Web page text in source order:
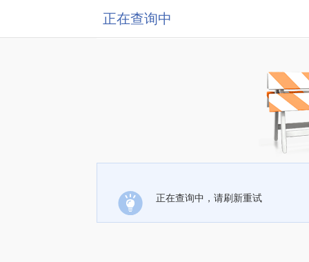
正在查询中
正在查询中，请刷新重试